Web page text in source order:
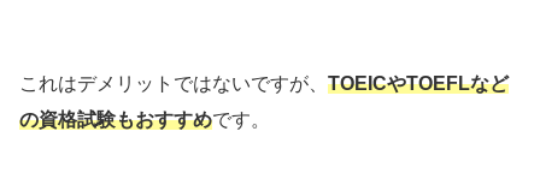
これはデメリットではないですが、 TOEICやTOEFLなど
の資格試験もおすすめです。